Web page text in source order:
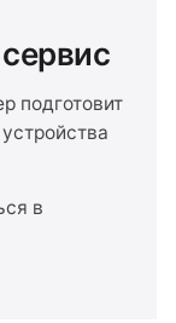
подготовит
в